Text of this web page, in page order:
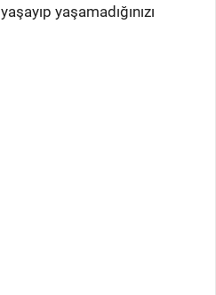
yaşayıp yaşamadığınızı